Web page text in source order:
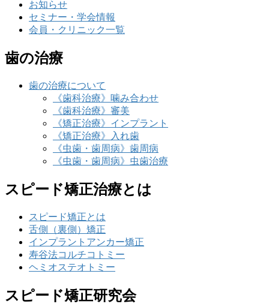
お知らせ
セミナー・学会情報
会員・クリニック一覧
歯の治療
歯の治療について
《歯科治療》噛み合わせ
《歯科治療》審美
《矯正治療》インプラント
《矯正治療》入れ歯
《虫歯・歯周病》歯周病
《虫歯・歯周病》虫歯治療
スピード矯正治療とは
スピード矯正とは
舌側（裏側）矯正
インプラントアンカー矯正
寿谷法コルチコトミー
ヘミオステオトミー
スピード矯正研究会